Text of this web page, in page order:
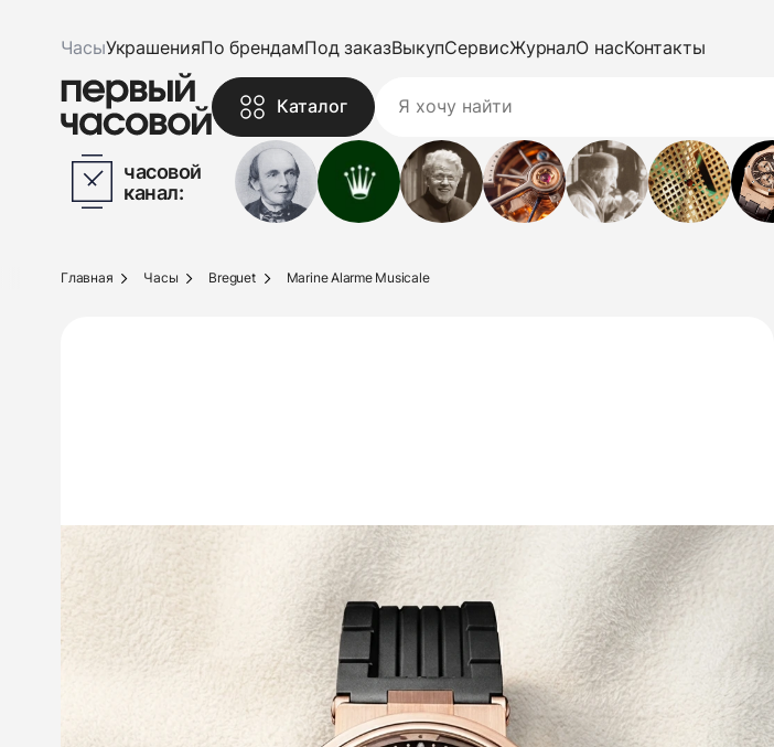
ЧасыУкрашенияПо брендамПод заказВыкупСервисЖурналО насКонтакты
Каталог
часовой
канал:
Главная Часы Breguet Marine Alarme Musicale